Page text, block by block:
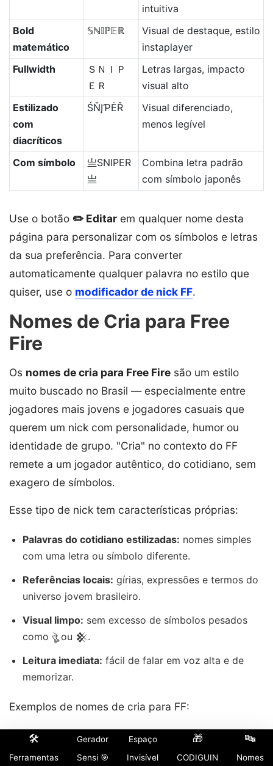
intuitiva
Bold
matemático
𝕊ℕ𝕀ℙ𝔼ℝ
Visual de destaque, estilo
instaplayer
Fullwidth
ＳＮＩＰ
ＥＲ
Letras largas, impacto
visual alto
Estilizado
com
diacríticos
ŚŇĮƤĖŘ
Visual diferenciado,
menos legível
Com símbolo
亗SNIPER
亗
Combina letra padrão
com símbolo japonês
Use o botão ✏️ Editar em qualquer nome desta
página para personalizar com os símbolos e letras
da sua preferência. Para converter
automaticamente qualquer palavra no estilo que
quiser, use o modificador de nick FF.
Nomes de Cria para Free
Fire
Os nomes de cria para Free Fire são um estilo
muito buscado no Brasil — especialmente entre
jogadores mais jovens e jogadores casuais que
querem um nick com personalidade, humor ou
identidade de grupo. "Cria" no contexto do FF
remete a um jogador autêntico, do cotidiano, sem
exagero de símbolos.
Esse tipo de nick tem características próprias:
Palavras do cotidiano estilizadas: nomes simples
com uma letra ou símbolo diferente.
Referências locais: gírias, expressões e termos do
universo jovem brasileiro.
Visual limpo: sem excesso de símbolos pesados
como ঔৣ ou 𒆜.
Leitura imediata: fácil de falar em voz alta e de
memorizar.
Exemplos de nomes de cria para FF:
OG•FF
Cria•亗
🛠️
Ferramentas
Gerador
Sensi 🎯
Espaço
Invisível
🎁
CODIGUIN
🔤
Nomes